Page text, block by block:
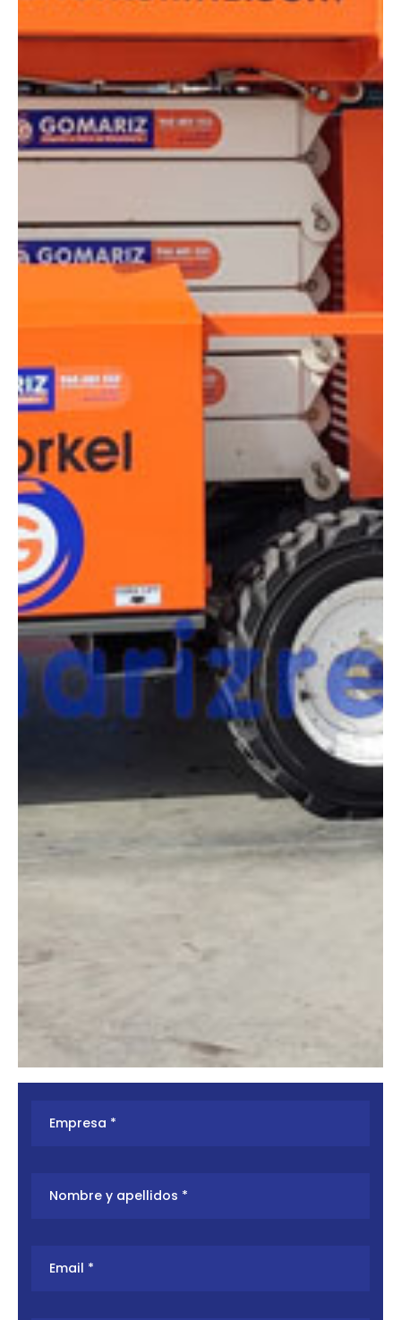
Altura plataforma:
Altura de trabajo:13.8 m
Altura almacenaje: 2.95 m
Longitud:3.4 m
Anchura:1.8 m
Peso:3790 kg
Motor:Diésel
Capacidad:350 kg
COMPARADOR
¿Tienes dudas a la hora de elegir la máquina que
necesitas?
Compara esta y otras máquinas desde el siguiente botón o ponte
en contacto con nosotros para un asesoramiento más personal.
Comparar
¿Te interesa
esta máquina?
Rellena este formulario y recibiremos tu solicitud
sobre esta máquina para ponernos en contacto
directo contigo.
SNORKEL S3970RT